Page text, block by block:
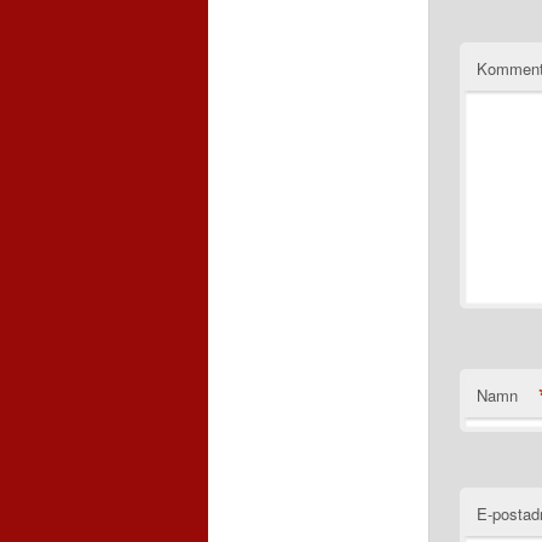
Namn
E-